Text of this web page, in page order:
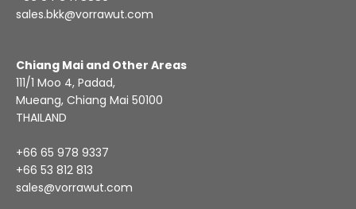
sales.bkk@vorrawut.com
Chiang Mai and Other Areas
111/1 Moo 4, Padad,
Mueang, Chiang Mai 50100
THAILAND
+66 65 978 9337
+66 53 812 813
sales@vorrawut.com